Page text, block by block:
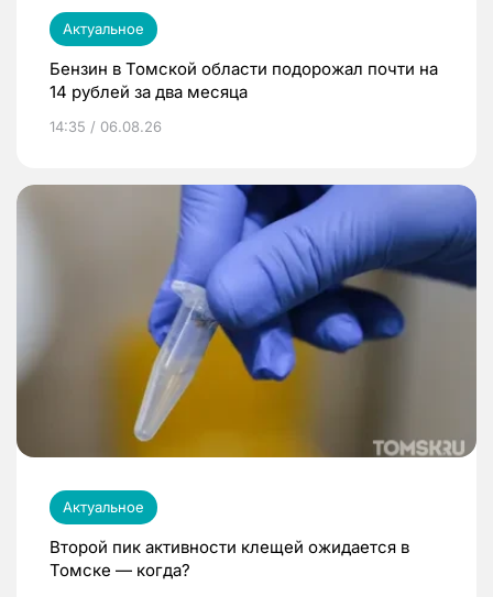
Актуальное
Бензин в Томской области подорожал почти на
14 рублей за два месяца
14:35 / 06.08.26
Актуальное
Второй пик активности клещей ожидается в
Томске — когда?